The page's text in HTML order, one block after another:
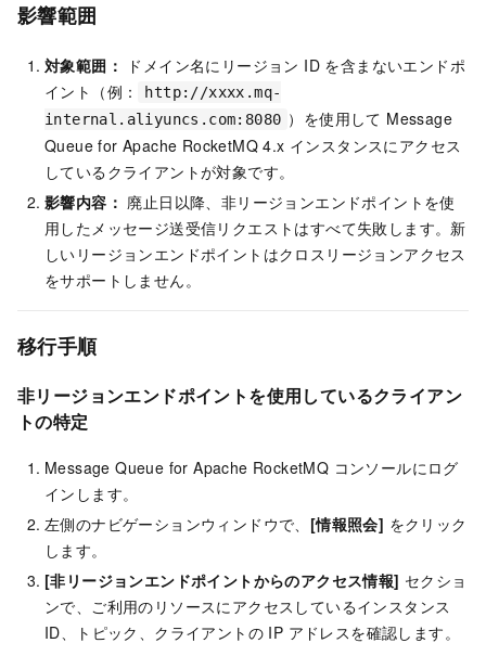
影響範囲
対象範囲：
ドメイン名にリージョン ID を含まないエンドポ
イント（例：
http://xxxx.mq-
internal.aliyuncs.com:8080 ）を使用して Message
Queue for Apache RocketMQ 4.x インスタンスにアクセス
しているクライアントが対象です。
影響内容： 廃止日以降、非リージョンエンドポイントを使
用したメッセージ送受信リクエストはすべて失敗します。新
しいリージョンエンドポイントはクロスリージョンアクセス
をサポートしません。
移行手順
非リージョンエンドポイントを使用しているクライアン
トの特定
Message Queue for Apache RocketMQ コンソールにログ
インします。
左側のナビゲーションウィンドウで、 [情報照会] をクリック
します。
[非リージョンエンドポイントからのアクセス情報] セクショ
ンで、ご利用のリソースにアクセスしているインスタンス
ID、トピック、クライアントの IP アドレスを確認します。